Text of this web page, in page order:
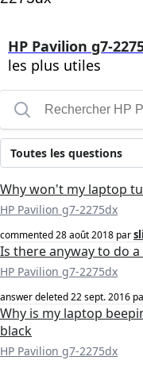
HP Pavilion g7-
les plus utiles
Toutes les questions
Why won't my laptop
HP Pavilion g7-2275dx
commented28 août 2018 par
Is there anyway to do
HP Pavilion g7-2275dx
answer deleted22 sept. 2016
Why is my laptop
black
HP Pavilion g7-2275dx